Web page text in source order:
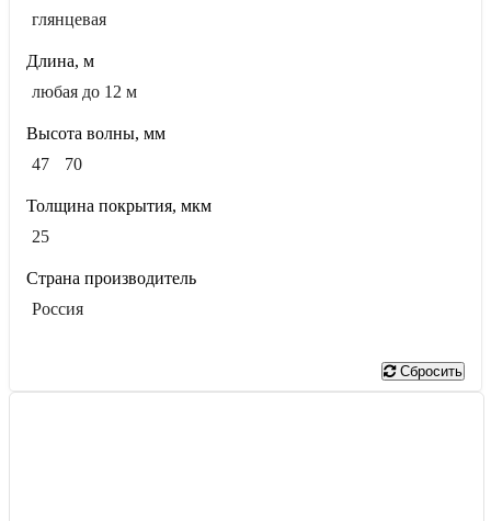
глянцевая
Длина, м
любая до 12 м
Высота волны, мм
47
70
Толщина покрытия, мкм
25
Страна производитель
Россия
Сбросить